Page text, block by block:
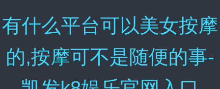
有什么平台可以美女按摩
的,按摩可不是随便的事-